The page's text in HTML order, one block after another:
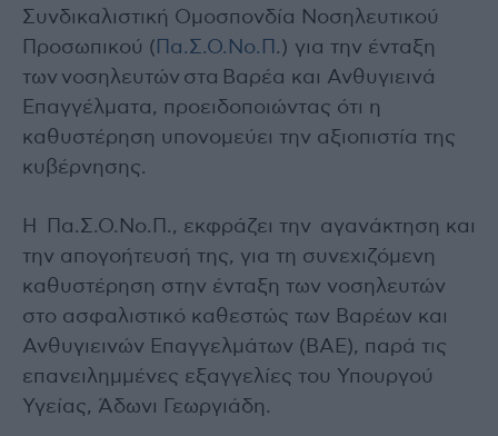
Συνδικαλιστική Ομοσπονδία Νοσηλευτικού
Προσωπικού (
Πα.Σ.Ο.Νο.Π .) για την ένταξη
των νοσηλευτών στα Βαρέα και Ανθυγιεινά
Επαγγέλματα, προειδοποιώντας ότι η
καθυστέρηση υπονομεύει την αξιοπιστία της
κυβέρνησης.
Η Πα.Σ.Ο.Νο.Π., εκφράζει την αγανάκτηση και
την απογοήτευσή της, για τη συνεχιζόμενη
καθυστέρηση στην ένταξη των νοσηλευτών
στο ασφαλιστικό καθεστώς των Βαρέων και
Ανθυγιεινών Επαγγελμάτων (ΒΑΕ), παρά τις
επανειλημμένες εξαγγελίες του Υπουργού
Υγείας, Άδωνι Γεωργιάδη.